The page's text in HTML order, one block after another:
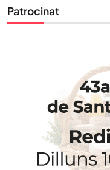
Patrocinat
STAY UPDATED
Uneix-te al
Tota l’actualitat,
al teu correu.
la informació que